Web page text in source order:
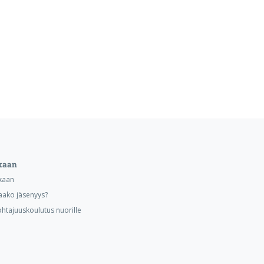
jäsenyys?
nuorille